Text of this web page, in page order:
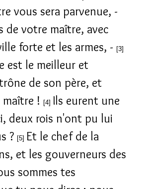
vous sera parvenue, -
de votre maître, avec
forte et les armes, - [3]
est le meilleur et
de son père, et
!
[4] Ils eurent une
deux rois n'ont pu lui
? [5] Et le chef de la
et les gouverneurs des
sommes tes